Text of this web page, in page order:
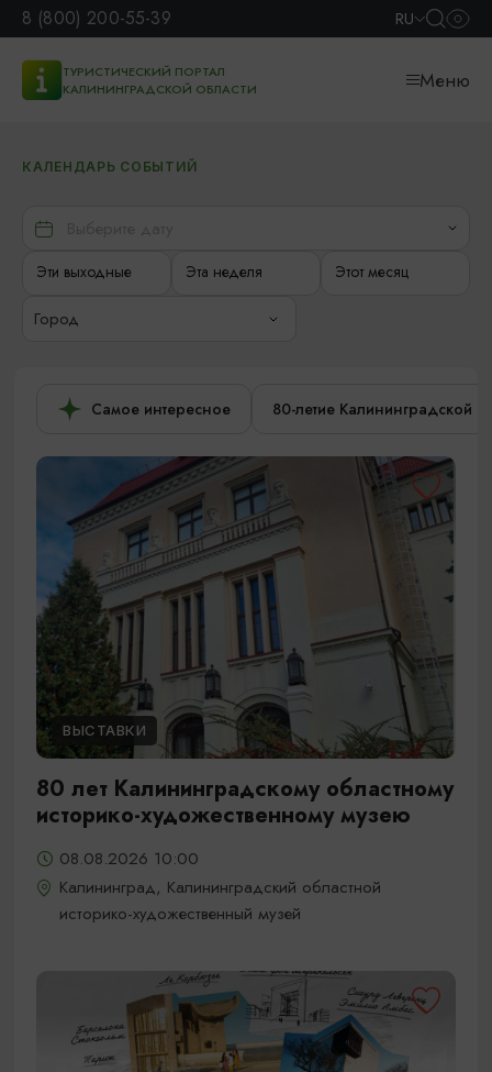
8 (800) 200-55-39 RU
ТУРИСТИЧЕСКИЙ ПОРТАЛ
КАЛИНИНГРАДСКОЙ ОБЛАСТИ
Меню
КАЛЕНДАРЬ СОБЫТИЙ
Эти выходные Эта неделя Этот месяц
Город
Самое интересное 80-летие Калининградской
ВЫСТАВКИ
80 лет Калининградскому областному
историко-художественному музею
08.08.2026 10:00
Калининград, Калининградский областной
историко-художественный музей